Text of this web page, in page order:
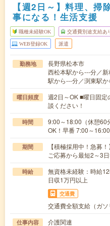
【週2日～】料理、
事になる！生活支援
職種未経験OK 交通費別途支給あ
WEB登録OK 派遣
勤務地
長野県松本市
西松本駅から---分／
駅から---分／渕東駅
曜日頻度
週2日～OK ■曜日固定
談ください！
時間
9:00～18:00（休憩60
OK！早番 7:00～
期間
【積極採用中！急募
ご応募から最短2～3
時給
無資格未経験：時
日収1万円以上
交通費
交通費全額支給（ガソ
仕事内容
介護関連